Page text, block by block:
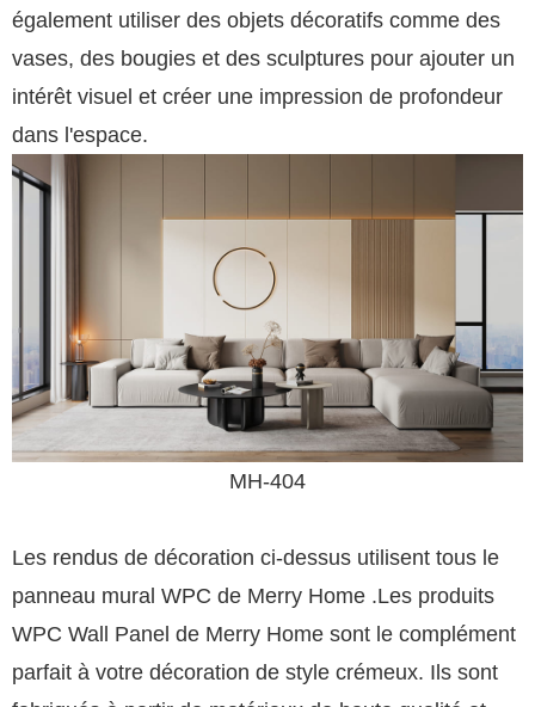
également utiliser des objets décoratifs comme des
vases, des bougies et des sculptures pour ajouter un
intérêt visuel et créer une impression de profondeur
dans l'espace.
MH-404
Les rendus de décoration ci-dessus utilisent tous le
panneau mural WPC de Merry Home .Les produits
WPC Wall Panel de Merry Home sont le complément
parfait à votre décoration de style crémeux. Ils sont